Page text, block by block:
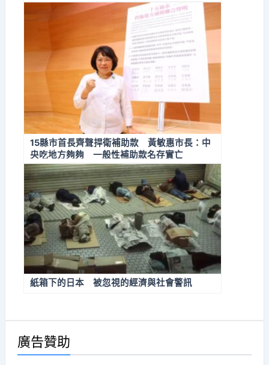
15縣市首長齊聲捍衛補助款 黃敏惠市長：中
央吃地方夠夠 一般性補助款名存實亡
紙箱下的日本 被忽視的經濟與社會警訊
廣告贊助